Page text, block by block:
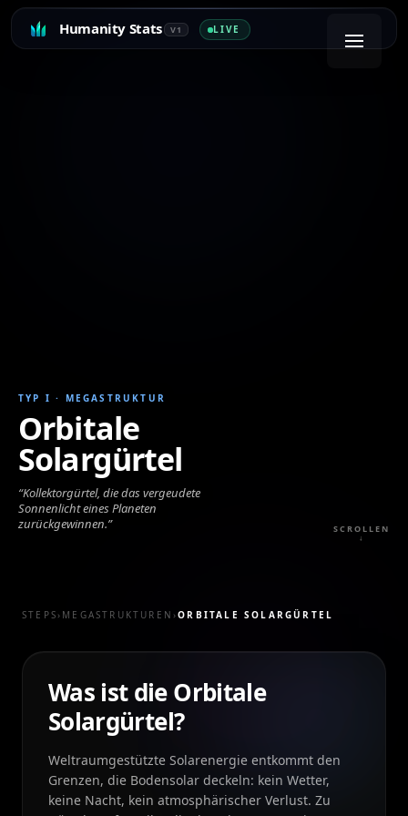
Humanity Stats V1 LIVE
TYP I · MEGASTRUKTUR
Orbitale
Solargürtel
“Kollektorgürtel, die das vergeudete
Sonnenlicht eines Planeten
zurückgewinnen.”
SCROLLEN
↓
STEPS › MEGASTRUKTUREN ›ORBITALE SOLARGÜRTEL
Was ist die Orbitale
Solargürtel?
Weltraumgestützte Solarenergie entkommt den
Grenzen, die Bodensolar deckeln: kein Wetter,
keine Nacht, kein atmosphärischer Verlust. Zu